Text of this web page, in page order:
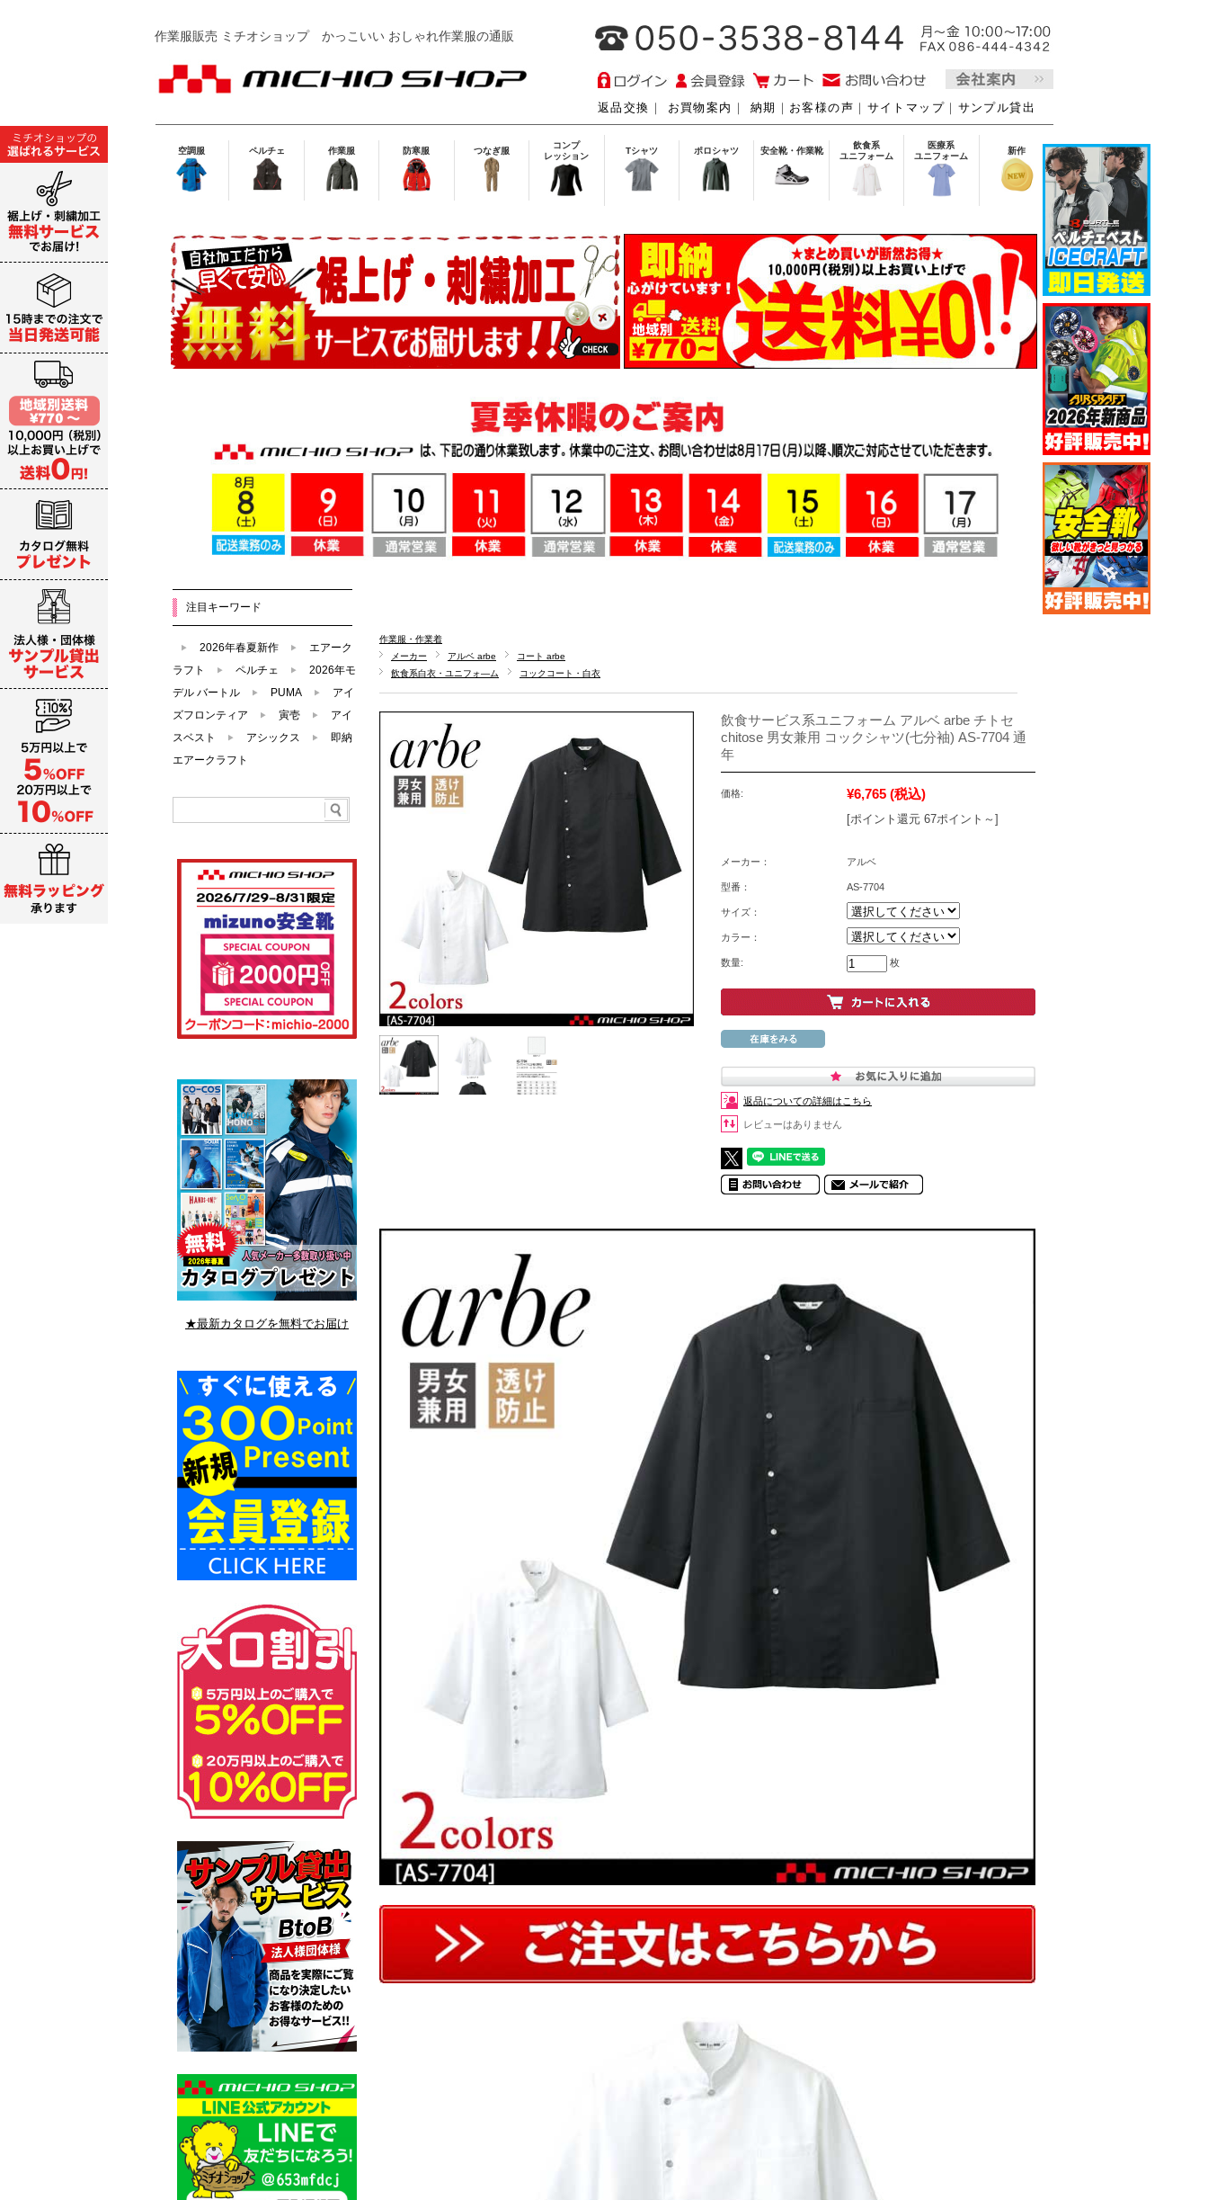
作業服販売 ミチオショップかっこいい おしゃれ作業服の通販
返品交換 ｜ お買物案内 ｜ 納期 ｜ お客様の声 ｜ サイトマップ ｜ サンプル貸出
空調服 ペルチェ 作業服 防寒服 つなぎ服
コンプ
レッション
Tシャツ ポロシャツ 安全靴・作業靴
飲食系
ユニフォーム
医療系
ユニフォーム
新作
作業服・作業着
メーカー
アルベ arbe
コート arbe
飲食系白衣・ユニフォ―ム
コックコート・白衣
飲食サービス系ユニフォーム アルベ arbe チトセ
chitose 男女兼用 コックシャツ(七分袖) AS-7704 通
年
価格: ¥6,765 (税込)
[ポイント還元 67ポイント～]
メーカー： アルベ
型番： AS-7704
サイズ：
カラー：
数量: 枚
返品についての詳細はこちら
レビューはありません
注目キーワード
2026年春夏新作
エアーク
ラフト
ペルチェ
2026年モ
デル バートル
PUMA
アイ
ズフロンティア
寅壱
アイ
スベスト
アシックス
即納
エアークラフト
★最新カタログを無料でお届け